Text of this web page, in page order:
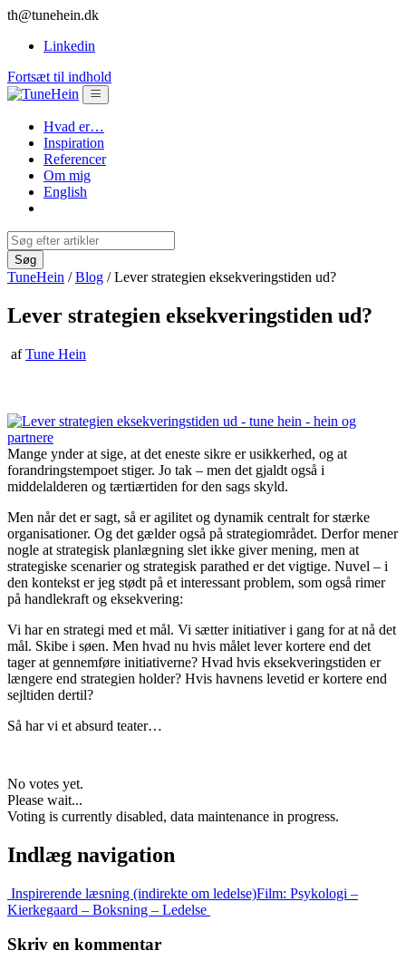
th@tunehein.dk
Linkedin
Fortsæt til indhold
Hvad er…
Inspiration
Referencer
Om mig
English
TuneHein /Blog /Lever strategien eksekveringstiden ud?
Lever strategien eksekveringstiden ud?
af Tune Hein
Mange ynder at sige, at det eneste sikre er usikkerhed, og at
forandringstempoet stiger. Jo tak – men det gjaldt også i
middelalderen og tærtiærtiden for den sags skyld.
Men når det er sagt, så er agilitet og dynamik centralt for stærke
organisationer. Og det gælder også på strategiområdet. Derfor mener
nogle at strategisk planlægning slet ikke giver mening, men at
strategiske scenarier og strategisk parathed er det vigtige. Nuvel – i
den kontekst er jeg stødt på et interessant problem, som også rimer
på handlekraft og eksekvering:
Vi har en strategi med et mål. Vi sætter initiativer i gang for at nå det
mål. Skibe i søen. Men hvad nu hvis målet lever kortere end det
tager at gennemføre initiativerne? Hvad hvis eksekveringstiden er
længere end strategien holder? Hvis havnens levetid er kortere end
sejltiden dertil?
Så har vi et absurd teater…
No votes yet.
Please wait...
Voting is currently disabled, data maintenance in progress.
Indlæg navigation
Inspirerende læsning (indirekte om ledelse)Film: Psykologi –
Kierkegaard – Boksning – Ledelse
Skriv en kommentar